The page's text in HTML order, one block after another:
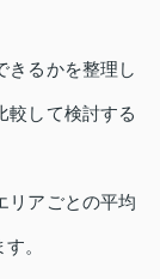
きるかを整理し
較して検討する
リアごとの平均
。